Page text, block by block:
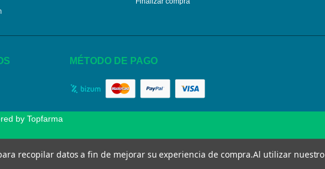
MÉTODO DE PAGO
by Topfarma
recopilar datos a fin de mejorar su experiencia de compra.Al utilizar